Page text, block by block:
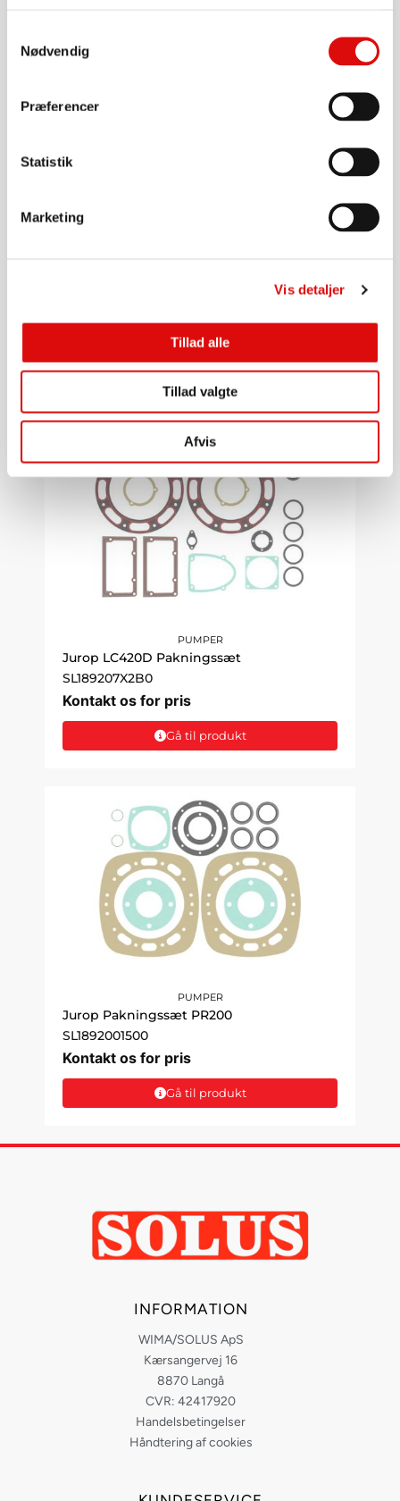
Nødvendig
Præferencer
Statistik
Marketing
Vis detaljer
Tillad alle
Tillad valgte
Afvis
SL16016003E0
Kontakt os for pris
PUMPER
Jurop LC420D Pakningssæt
SL189207X2B0
Kontakt os for pris
Gå til produkt
PUMPER
Jurop Pakningssæt PR200
SL1892001500
Kontakt os for pris
Gå til produkt
INFORMATION
WIMA/SOLUS ApS
Kærsangervej 16
8870 Langå
CVR: 42417920
Handelsbetingelser
Håndtering af cookies